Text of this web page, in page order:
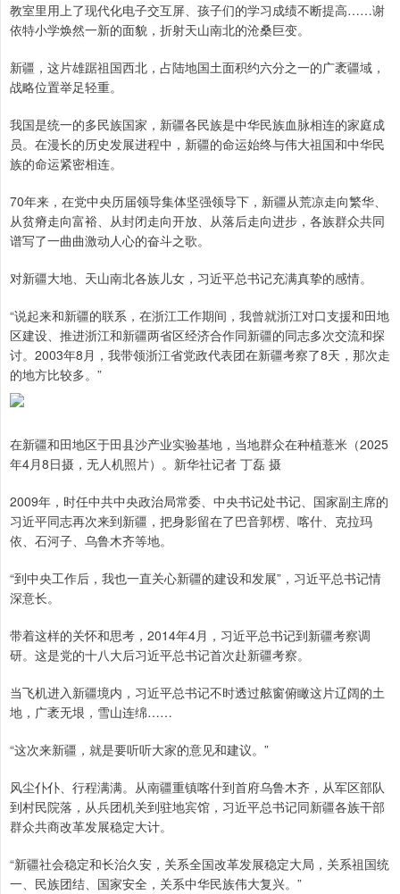
教室里用上了现代化电子交互屏、孩子们的学习成绩不断提高……谢
依特小学焕然一新的面貌，折射天山南北的沧桑巨变。
新疆，这片雄踞祖国西北，占陆地国土面积约六分之一的广袤疆域，
战略位置举足轻重。
我国是统一的多民族国家，新疆各民族是中华民族血脉相连的家庭成
员。在漫长的历史发展进程中，新疆的命运始终与伟大祖国和中华民
族的命运紧密相连。
70年来，在党中央历届领导集体坚强领导下，新疆从荒凉走向繁华、
从贫瘠走向富裕、从封闭走向开放、从落后走向进步，各族群众共同
谱写了一曲曲激动人心的奋斗之歌。
对新疆大地、天山南北各族儿女，习近平总书记充满真挚的感情。
“说起来和新疆的联系，在浙江工作期间，我曾就浙江对口支援和田地
区建设、推进浙江和新疆两省区经济合作同新疆的同志多次交流和探
讨。2003年8月，我带领浙江省党政代表团在新疆考察了8天，那次走
的地方比较多。”
在新疆和田地区于田县沙产业实验基地，当地群众在种植薏米（2025
年4月8日摄，无人机照片）。新华社记者 丁磊 摄
2009年，时任中共中央政治局常委、中央书记处书记、国家副主席的
习近平同志再次来到新疆，把身影留在了巴音郭楞、喀什、克拉玛
依、石河子、乌鲁木齐等地。
“到中央工作后，我也一直关心新疆的建设和发展”，习近平总书记情
深意长。
带着这样的关怀和思考，2014年4月，习近平总书记到新疆考察调
研。这是党的十八大后习近平总书记首次赴新疆考察。
当飞机进入新疆境内，习近平总书记不时透过舷窗俯瞰这片辽阔的土
地，广袤无垠，雪山连绵……
“这次来新疆，就是要听听大家的意见和建议。”
风尘仆仆、行程满满。从南疆重镇喀什到首府乌鲁木齐，从军区部队
到村民院落，从兵团机关到驻地宾馆，习近平总书记同新疆各族干部
群众共商改革发展稳定大计。
“新疆社会稳定和长治久安，关系全国改革发展稳定大局，关系祖国统
一、民族团结、国家安全，关系中华民族伟大复兴。”